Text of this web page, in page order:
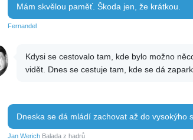
Mám skvělou paměť. Škoda jen, že krátkou.
Fernandel
Kdysi se cestovalo tam, kde bylo možno
vidět. Dnes se cestuje tam, kde se dá
Dneska se dá mládí zachovat až do vysokýho
Jan WerichBalada z hadrů